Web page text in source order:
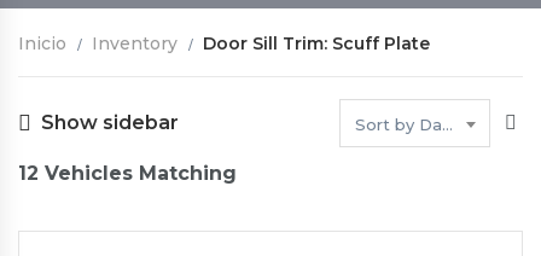
Inicio Inventory Door Sill Trim: Scuff Plate
Show sidebar Sort by Date
12 Vehicles Matching